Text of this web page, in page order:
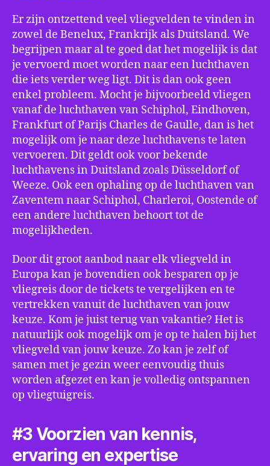
Er zijn ontzettend veel vliegvelden te vinden in
zowel de Benelux, Frankrijk als Duitsland. We
begrijpen maar al te goed dat het mogelijk is dat
je vervoerd moet worden naar een luchthaven
die iets verder weg ligt. Dit is dan ook geen
enkel probleem. Mocht je bijvoorbeeld vliegen
vanaf de luchthaven van Schiphol, Eindhoven,
Frankfurt of Parijs Charles de Gaulle, dan is het
mogelijk om je naar deze luchthavens te laten
vervoeren. Dit geldt ook voor bekende
luchthavens in Duitsland zoals Düsseldorf of
Weeze. Ook een ophaling op de luchthaven van
Zaventem naar Schiphol, Charleroi, Oostende of
een andere luchthaven behoort tot de
mogelijkheden.
Door dit groot aanbod naar elk vliegveld in
Europa kan je bovendien ook besparen op je
vliegreis door de tickets te vergelijken en te
vertrekken vanuit de luchthaven van jouw
keuze. Kom je juist terug van vakantie? Het is
natuurlijk ook mogelijk om je op te halen bij het
vliegveld van jouw keuze. Zo kan je zelf of
samen met je gezin weer eenvoudig thuis
worden afgezet en kan je volledig ontspannen
op vliegtuigreis.
#3 Voorzien van kennis,
ervaring en expertise